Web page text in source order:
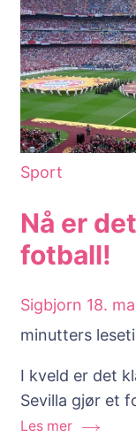
Sport
Nå er
fotball!
Sigbjorn 18.
minutters
I kveld er det
Sevilla gjør et
Les mer